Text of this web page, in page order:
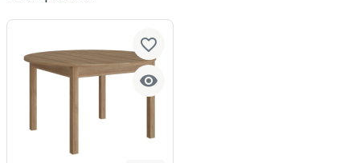

favorite_border